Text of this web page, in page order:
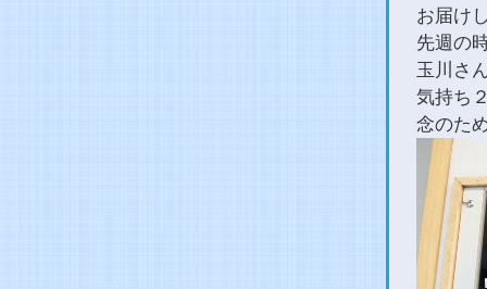
お届け
先週の
玉川さ
気持ち
念のた